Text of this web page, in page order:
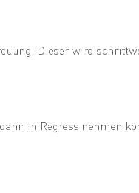
Dieser wird
in Regress nehmen